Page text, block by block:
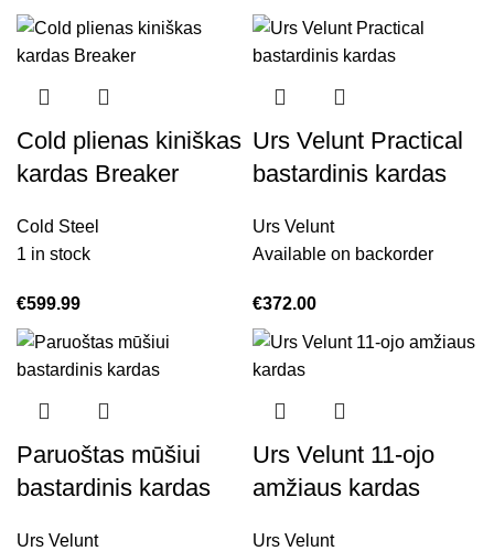
Cold plienas kiniškas
kardas Breaker
Cold Steel
1 in stock
€599.99
Urs Velunt Practical
bastardinis kardas
Urs Velunt
Available on backorder
€372.00
Paruoštas mūšiui
bastardinis kardas
Urs Velunt
Urs Velunt 11-ojo
amžiaus kardas
Urs Velunt